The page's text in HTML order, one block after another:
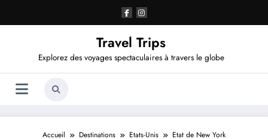
contenu
Travel Trips
Explorez des voyages spectaculaires à travers le globe
Accueil Destinations Etats-Unis Etat de New York